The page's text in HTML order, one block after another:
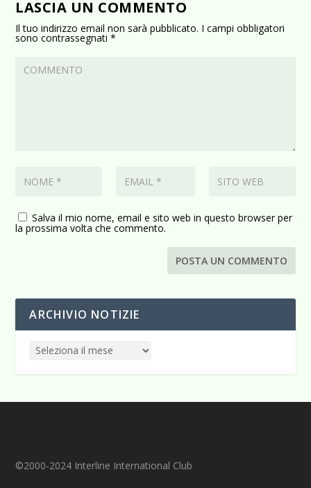
LASCIA UN COMMENTO
Il tuo indirizzo email non sarà pubblicato. I campi obbligatori
sono contrassegnati*
Salva il mio nome, email e sito web in questo browser per
la prossima volta che commento.
ARCHIVIO NOTIZIE
©2000-2024 Interline International Club